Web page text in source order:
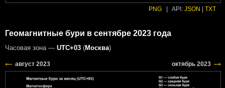
PNG API: JSON TXT
Геомагнитные бури в сентябре 2023 года
Часовая зона — UTC+03 (Москва)